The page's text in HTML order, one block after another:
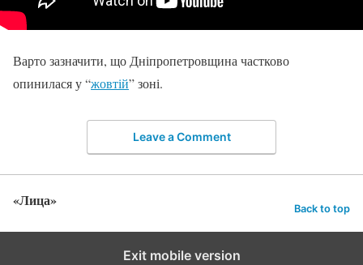
Варто зазначити, що Дніпропетровщина частково
опинилася у “жовтій” зоні.
Leave a Comment
«Лица» Back to top
Exit mobile version